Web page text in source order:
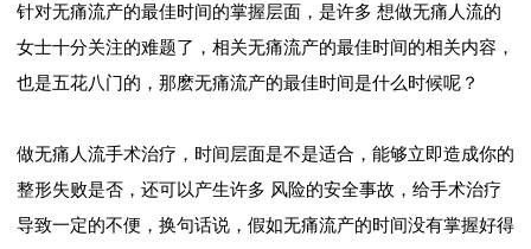
针对无痛流产的最佳时间的掌握层面，是许多 想做无痛人流的
女士十分关注的难题了，相关无痛流产的最佳时间的相关内容，
也是五花八门的，那麽无痛流产的最佳时间是什么时候呢？
做无痛人流手术治疗，时间层面是不是适合，能够立即造成你的
整形失败是否，还可以产生许多 风险的安全事故，给手术治疗
导致一定的不便，换句话说，假如无痛流产的时间没有掌握好得